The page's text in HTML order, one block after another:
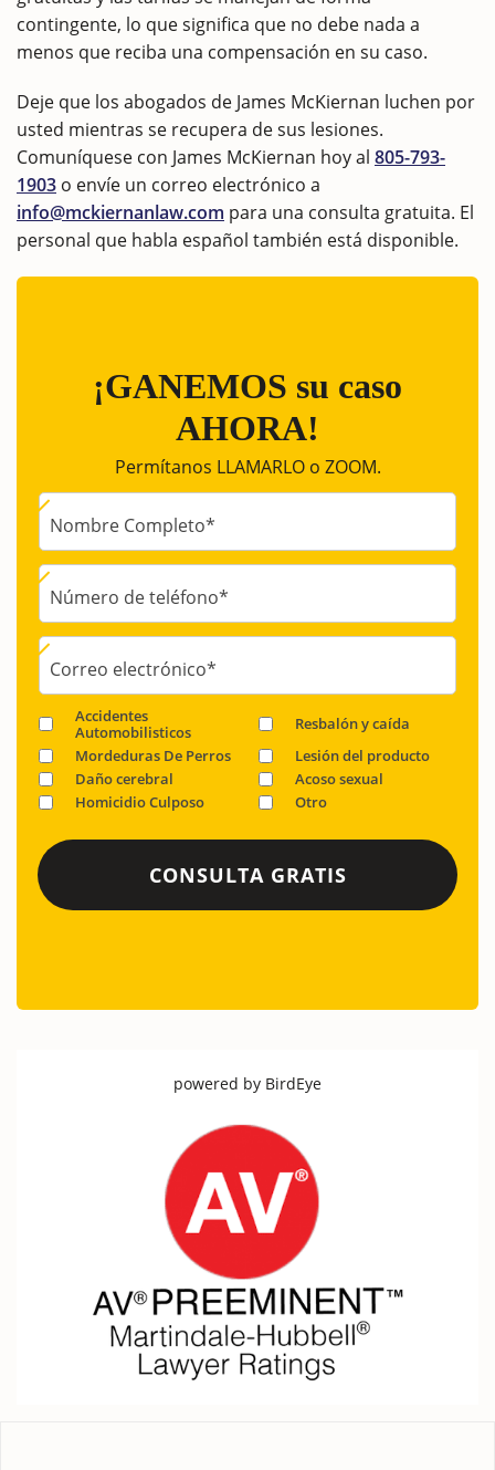
contingente, lo que significa que no debe nada a
menos que reciba una compensación en su caso.
Deje que los abogados de James McKiernan luchen por
usted mientras se recupera de sus lesiones.
Comuníquese con James McKiernan hoy al 805-793-
1903 o envíe un correo electrónico a
info@mckiernanlaw.com para una consulta gratuita. El
personal que habla español también está disponible.
¡GANEMOS su caso
AHORA!
Permítanos LLAMARLO o ZOOM.
Nombre Completo*
Número de teléfono*
Correo electrónico*
Accidentes
Automobilisticos
Resbalón y caída
Mordeduras De Perros
Lesión del producto
Daño cerebral
Acoso sexual
Homicidio Culposo
Otro
powered by BirdEye